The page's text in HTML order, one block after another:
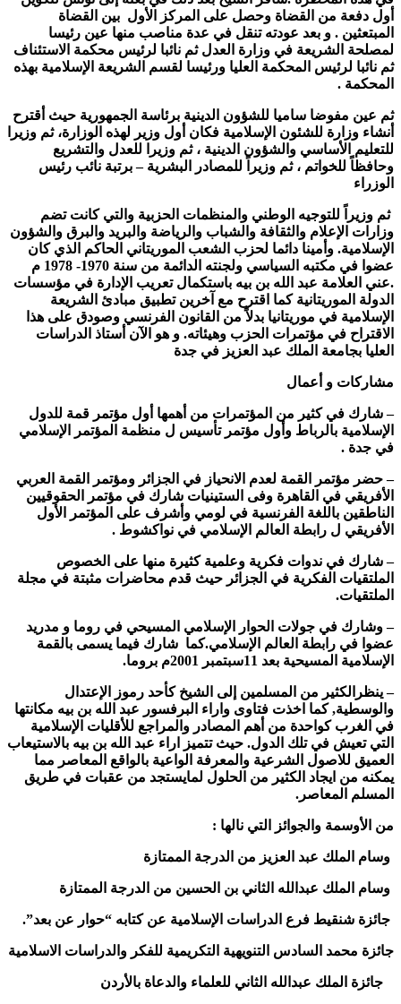
أول دفعة من القضاة وحصل على المركز الأول بين القضاة
المبتعثين . و بعد عودته تنقل في عدة مناصب منها عين رئيسا
لمصلحة الشريعة في وزارة العدل ثم نائبا لرئيس محكمة الاستئناف
ثم نائبا لرئيس المحكمة العليا ورئيسا لقسم الشريعة الإسلامية بهذه
المحكمة .
ثم عين مفوضا ساميا للشؤون الدينية برئاسة الجمهورية حيث أقترح
أنشاء وزارة للشئون الإسلامية فكان أول وزير لهذه الوزارة، ثم وزيرا
للتعليم الأساسي والشؤون الدينية ، ثم وزيرا للعدل والتشريع
وحافظاً للخواتم ، ثم وزيراً للمصادر البشرية – برتبة نائب رئيس
الوزراء
ثم وزيراً للتوجيه الوطني والمنظمات الحزبية والتي كانت تضم
وزارات الإعلام والثقافة والشباب والرياضة والبريد والبرق والشؤون
الإسلامية. وأمينا دائما لحزب الشعب الموريتاني الحاكم الذي كان
عضوا في مكتبه السياسي ولجنته الدائمة من سنة 1970- 1978 م
.عني العلامة عبد الله بن بيه باستكمال تعريب الإدارة في مؤسسات
الدولة الموريتانية كما اقترح مع آخرين تطبيق مبادئ الشريعة
الإسلامية في موريتانيا بدلاً من القانون الفرنسي وصودق على هذا
الاقتراح في مؤتمرات الحزب وهيئاته. و هو الآن أستاذ الدراسات
العليا بجامعة الملك عبد العزيز في جدة
مشاركات و أعمال
– شارك في كثير من المؤتمرات من أهمها أول مؤتمر قمة للدول
الإسلامية بالرباط وأول مؤتمر تأسيس ل منظمة المؤتمر الإسلامي
في جدة .
– حضر مؤتمر القمة لعدم الانحياز في الجزائر ومؤتمر القمة العربي
الأفريقي في القاهرة وفى الستينيات شارك في مؤتمر الحقوقيين
الناطقين باللغة الفرنسية في لومي وأشرف على المؤتمر الأول
الأفريقي ل رابطة العالم الإسلامي في نواكشوط .
– شارك في ندوات فكرية وعلمية كثيرة منها على الخصوص
الملتقيات الفكرية في الجزائر حيث قدم محاضرات مثبتة في مجلة
الملتقيات.
– وشارك في جولات الحوار الإسلامي المسيحي في روما و مدريد
عضوا في رابطة العالم الإسلامي.كما شارك فيما يسمى بالقمة
الإسلامية المسيحية بعد 11سبتمبر 2001م بروما.
– ينظرالكثير من المسلمين إلى الشيخ كأحد رموز الإعتدال
والوسطية, كما اخذت فتاوى واراء البرفسور عبد الله بن بيه مكانتها
في الغرب كواحدة من أهم المصادر والمراجع للأقليات الإسلامية
التي تعيش في تلك الدول. حيث تتميز اراء عبد الله بن بيه بالاستيعاب
العميق للاصول الشرعية والمعرفة الواعية بالواقع المعاصر مما
يمكنه من ايجاد الكثير من الحلول لمايستجد من عقبات في طريق
المسلم المعاصر.
من الأوسمة والجوائز التي نالها :
وسام الملك عبد العزيز من الدرجة الممتازة
وسام الملك عبدالله الثاني بن الحسين من الدرجة الممتازة
جائزة شنقيط فرع الدراسات الإسلامية عن كتابه “حوار عن بعد”.
جائزة محمد السادس التنويهية التكريمية للفكر والدراسات الاسلامية
جائزة الملك عبدالله الثاني للعلماء والدعاة بالأردن